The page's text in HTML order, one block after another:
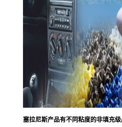
塞拉尼斯产品有不同粘度的非填充